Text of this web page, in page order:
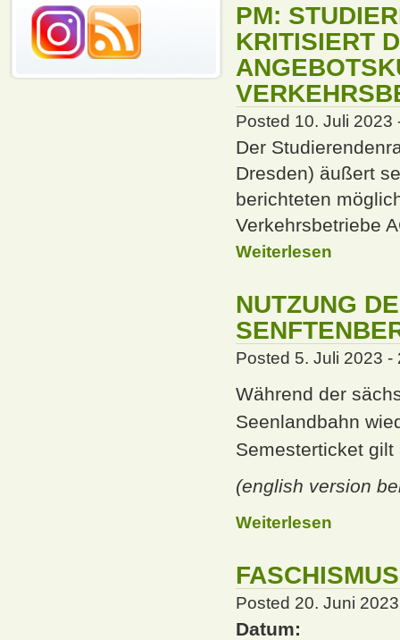
PM:
KRITISIERT
Posted 10. Juli 2023
Der
Dresden) äußert
berichteten
Verkehrsbetriebe
Weiterlesen
NUTZUNG
Posted 5. Juli 2023 -
Während der
Seenlandbahn
Semesterticket
(english version
Weiterlesen
Posted 20. Juni
Datum: